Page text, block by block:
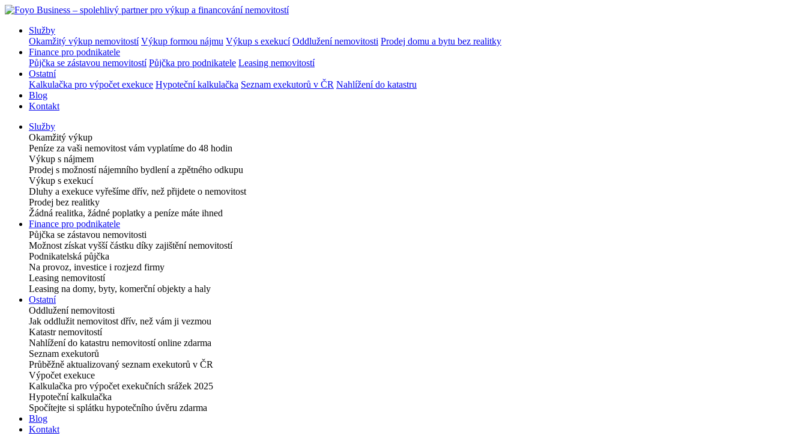
Služby
Okamžitý výkup nemovitostí Výkup formou nájmu Výkup s exekucí Oddlužení nemovitosti Prodej domu a bytu bez realitky
Finance pro podnikatele
Půjčka se zástavou nemovitostí Půjčka pro podnikatele Leasing nemovitostí
Ostatní
Kalkulačka pro výpočet exekuce Hypoteční kalkulačka Seznam exekutorů v ČR Nahlížení do katastru
Blog
Kontakt
Služby
Okamžitý výkup
Peníze za vaši nemovitost vám vyplatíme do 48 hodin
Výkup s nájmem
Prodej s možností nájemního bydlení a zpětného odkupu
Výkup s exekucí
Dluhy a exekuce vyřešíme dřív, než přijdete o nemovitost
Prodej bez realitky
Žádná realitka, žádné poplatky a peníze máte ihned
Finance pro podnikatele
Půjčka se zástavou nemovitosti
Možnost získat vyšší částku díky zajištění nemovitostí
Podnikatelská půjčka
Na provoz, investice i rozjezd firmy
Leasing nemovitostí
Leasing na domy, byty, komerční objekty a haly
Ostatní
Oddlužení nemovitosti
Jak oddlužit nemovitost dřív, než vám ji vezmou
Katastr nemovitostí
Nahlížení do katastru nemovitostí online zdarma
Seznam exekutorů
Průběžně aktualizovaný seznam exekutorů v ČR
Výpočet exekuce
Kalkulačka pro výpočet exekučních srážek 2025
Hypoteční kalkulačka
Spočítejte si splátku hypotečního úvěru zdarma
Blog
Kontakt